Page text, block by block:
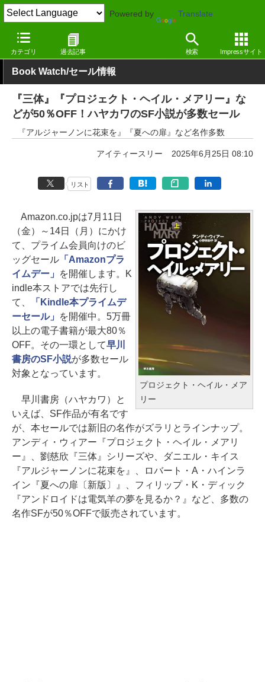
Powered by Translate
カテゴリ 過去記事 検索 Impressサイト
窓の杜 電子書籍・本
Book Watch/セール情報
『三体』『プロジェクト・ヘイル・メアリー』な
どが50％OFF！ハヤカワのSF小説が多数セール
『アルジャーノンに花束を』『夏への扉』など名作多数
アイティースリー 2025年6月25日 08:10
リスト
プロジェクト・ヘイル・メア
リー
Amazon.co.jpは7月11日
（金）～14日（月）にかけ
て、プライム会員向けのビ
ッグセール「Amazonプラ
イムデー」
を開催します。K
indle本ストアでは先行し
て、
「Kindle本プライムデ
ーセール」
を開催中。5万冊
以上の電子書籍が最大80％
OFF。その一環として早川
書房のSF小説が多数セール
対象となっています。
早川書房（ハヤカワ）と
いえば、SF作品が有名です
が、本セールでは新旧の名作がズラリとラインナップ。
アンディ・ウィアー『プロジェクト・ヘイル・メアリ
ー』、劉慈欣『三体』シリーズや、ダニエル・キイス
『アルジャーノンに花束を』、ロバート・A・ハインラ
イン『夏への扉〔新版〕』、フィリップ・K・ディック
『アンドロイドは電気羊の夢を見るか？』など、多数の
名作SFが50％OFFで販売されています。